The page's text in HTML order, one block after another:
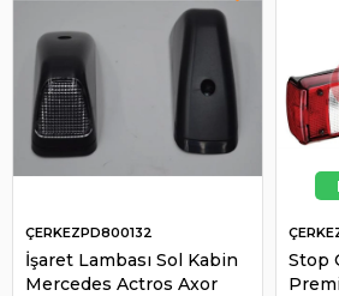
İşaret Lambası Sol Kabin
Mercedes Actros Axor
ÇERKEZPD800132
Stop